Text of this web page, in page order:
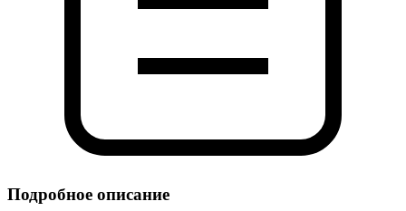
Подробное описание